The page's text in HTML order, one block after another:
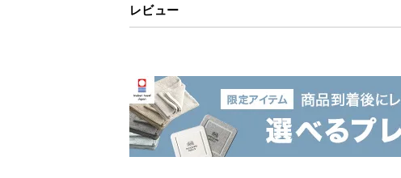
レビュー